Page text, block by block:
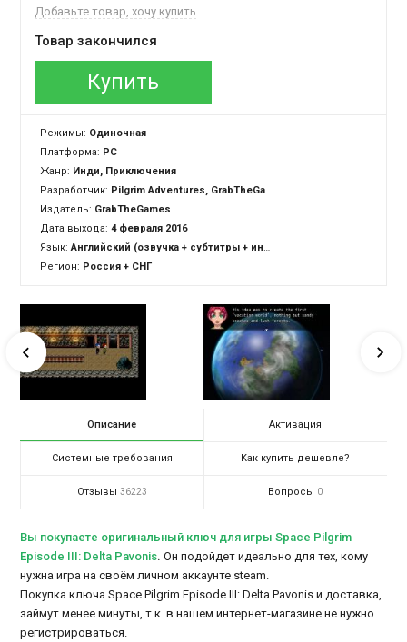
Добавьте товар, хочу купить
Товар закончился
Купить
Режимы: Одиночная
Платформа: PC
Жанр: Инди, Приключения
Разработчик: Pilgrim Adventures, GrabTheGames Studios
Издатель: GrabTheGames
Дата выхода: 4 февраля 2016
Язык:Английский (озвучка + субтитры + интерфейс)
Регион: Россия + СНГ
Описание Активация
Системные требования Как купить дешевле?
Отзывы 36223 Вопросы 0
Вы покупаете оригинальный ключ для игры Space Pilgrim
Episode III: Delta Pavonis. Он подойдет идеально для тех, кому
нужна игра на своём личном аккаунте steam.
Покупка ключа Space Pilgrim Episode III: Delta Pavonis и доставка,
займут менее минуты, т.к. в нашем интернет-магазине не нужно
регистрироваться.